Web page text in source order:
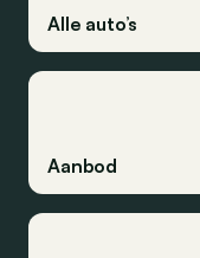
Alle auto’s
Aanbod